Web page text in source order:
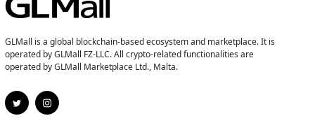
GLMall is a global blockchain-based ecosystem and marketplace. It is
operated by GLMall FZ-LLC. All crypto-related functionalities are
operated by GLMall Marketplace Ltd., Malta.